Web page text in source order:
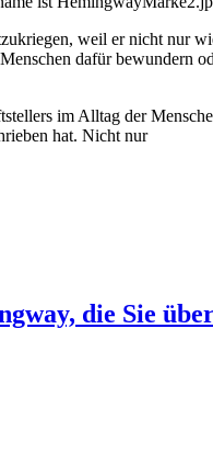
weil er nicht nur
dafür bewundern
im Alltag der
hat. Nicht nur
die Sie